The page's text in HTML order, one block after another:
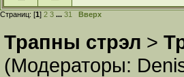
Страниц: [1] 2 3 ... 31 Вверх
Трапны стрэл >
(Модераторы: